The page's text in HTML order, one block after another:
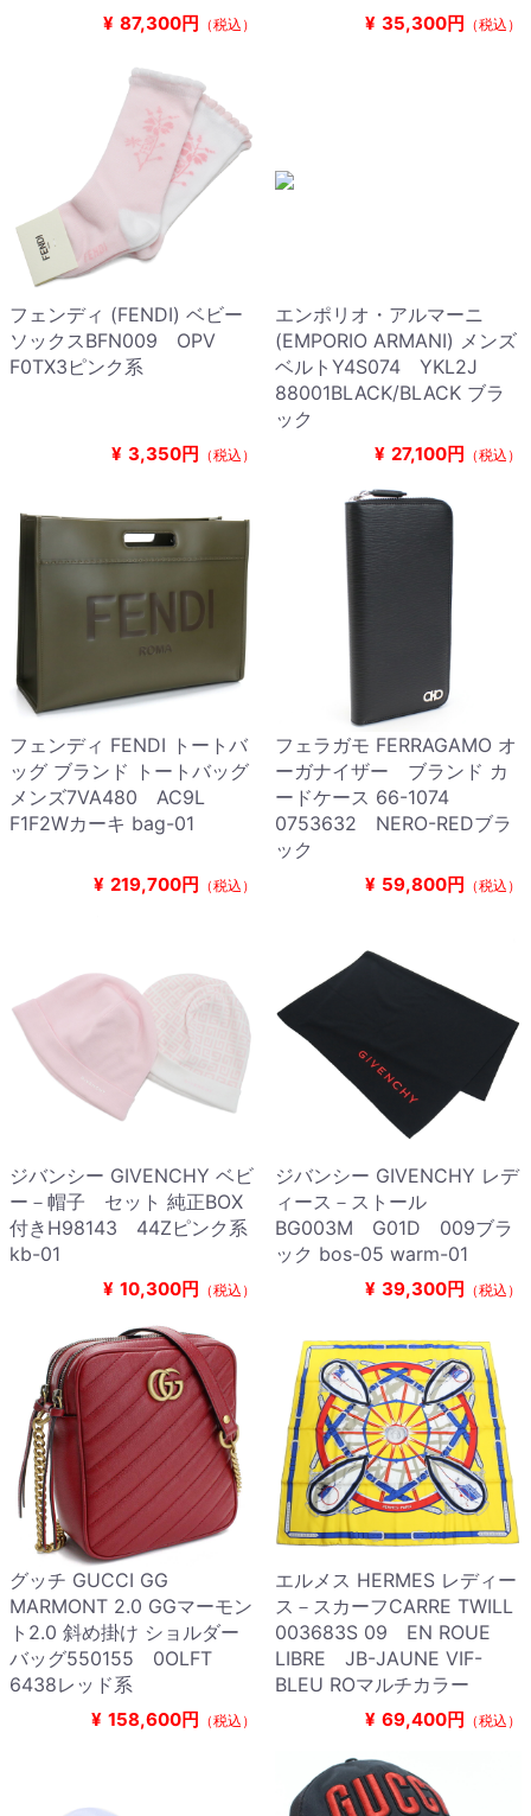
¥ 87,300円 （税込） ¥ 35,300円 （税込）
フェンディ (FENDI) ベビー
ソックスBFN009 OPV
F0TX3ピンク系
¥ 3,350円 （税込）
エンポリオ・アルマーニ
(EMPORIO ARMANI) メンズ
ベルトY4S074 YKL2J
88001BLACK/BLACK ブラ
ック
¥ 27,100円 （税込）
フェンディ FENDI トートバ
ッグ ブランド トートバッグ
メンズ7VA480 AC9L
F1F2Wカーキ bag-01
¥ 219,700円 （税込）
フェラガモ FERRAGAMO オ
ーガナイザー ブランド カ
ードケース 66-1074
0753632 NERO-REDブラ
ック
¥ 59,800円 （税込）
ジバンシー GIVENCHY ベビ
ー－帽子 セット 純正BOX
付きH98143 44Zピンク系
kb-01
¥ 10,300円 （税込）
ジバンシー GIVENCHY レデ
ィース－ストール
BG003M G01D 009ブラ
ック bos-05 warm-01
¥ 39,300円 （税込）
グッチ GUCCI GG
MARMONT 2.0 GGマーモン
ト2.0 斜め掛け ショルダー
バッグ550155 0OLFT
6438レッド系
¥ 158,600円 （税込）
エルメス HERMES レディー
ス－スカーフCARRE TWILL
003683S 09 EN ROUE
LIBRE JB-JAUNE VIF-
BLEU ROマルチカラー
¥ 69,400円 （税込）